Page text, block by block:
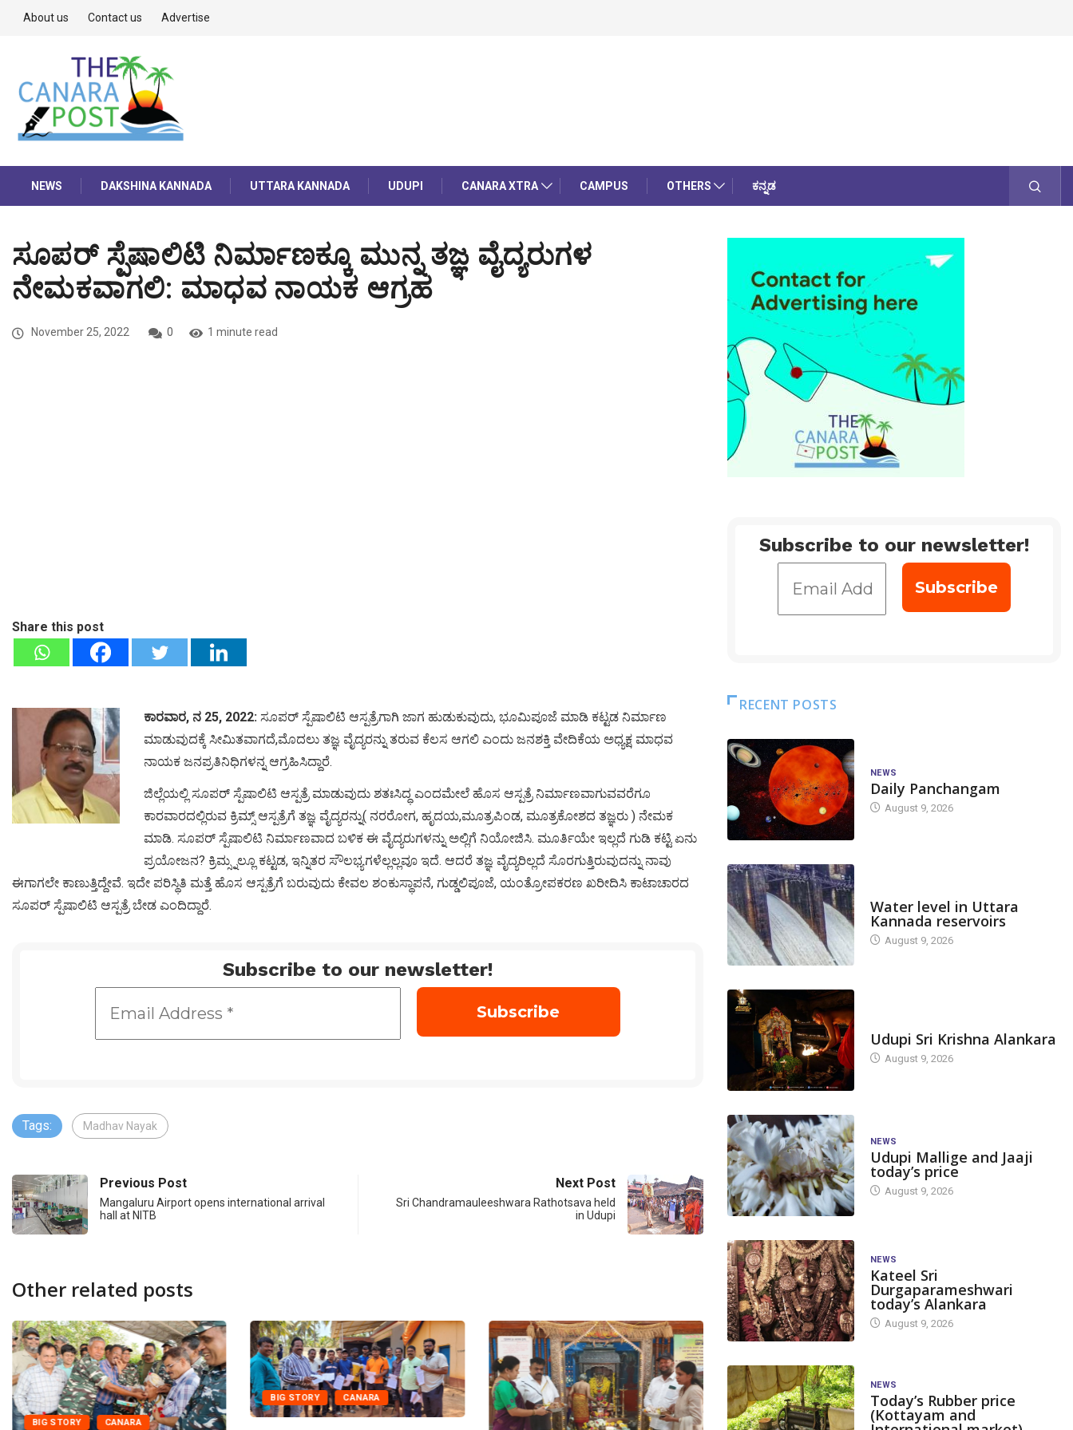
About us Contact us Advertise
NEWS DAKSHINA KANNADA UTTARA KANNADA UDUPI CANARA XTRA CAMPUS OTHERS ಕನ್ನಡ
ಸೂಪರ್ ಸ್ಪೆಷಾಲಿಟಿ ನಿರ್ಮಾಣಕ್ಕೂ ಮುನ್ನ ತಜ್ಞ ವೈದ್ಯರುಗಳ
ನೇಮಕವಾಗಲಿ: ಮಾಧವ ನಾಯಕ ಆಗ್ರಹ
November 25, 2022 0 1 minute read
Share this post
ಕಾರವಾರ, ನ 25, 2022: ಸೂಪರ್ ಸ್ಪೆಷಾಲಿಟಿ ಆಸ್ಪತ್ರೆಗಾಗಿ ಜಾಗ ಹುಡುಕುವುದು, ಭೂಮಿಪೂಜೆ ಮಾಡಿ ಕಟ್ಟಡ ನಿರ್ಮಾಣ
ಮಾಡುವುದಕ್ಕೆ ಸೀಮಿತವಾಗದೆ,ಮೊದಲು ತಜ್ಞ ವೈದ್ಯರನ್ನು ತರುವ ಕೆಲಸ ಆಗಲಿ ಎಂದು ಜನಶಕ್ತಿ ವೇದಿಕೆಯ ಅಧ್ಯಕ್ಷ ಮಾಧವ
ನಾಯಕ ಜನಪ್ರತಿನಿಧಿಗಳನ್ನ ಆಗ್ರಹಿಸಿದ್ದಾರೆ.
ಜಿಲ್ಲೆಯಲ್ಲಿ ಸೂಪರ್ ಸ್ಪೆಷಾಲಿಟಿ ಆಸ್ಪತ್ರೆ ಮಾಡುವುದು ಶತಃಸಿದ್ಧ ಎಂದಮೇಲೆ ಹೊಸ ಆಸ್ಪತ್ರೆ ನಿರ್ಮಾಣವಾಗುವವರೆಗೂ
ಕಾರವಾರದಲ್ಲಿರುವ ಕ್ರಿಮ್ಸ್ ಆಸ್ಪತ್ರೆಗೆ ತಜ್ಞ ವೈದ್ಯರನ್ನು( ನರರೋಗ, ಹೃದಯ,ಮೂತ್ರಪಿಂಡ, ಮೂತ್ರಕೋಶದ ತಜ್ಞರು ) ನೇಮಕ
ಮಾಡಿ. ಸೂಪರ್ ಸ್ಪೆಷಾಲಿಟಿ ನಿರ್ಮಾಣವಾದ ಬಳಿಕ ಈ ವೈದ್ಯರುಗಳನ್ನು ಅಲ್ಲಿಗೆ ನಿಯೋಜಿಸಿ. ಮೂರ್ತಿಯೇ ಇಲ್ಲದೆ ಗುಡಿ ಕಟ್ಟಿ ಏನು
ಪ್ರಯೋಜನ? ಕ್ರಿಮ್ಸ್ನಲ್ಲೂ ಕಟ್ಟಡ, ಇನ್ನಿತರ ಸೌಲಭ್ಯಗಳೆಲ್ಲಲ್ಲವೂ ಇದೆ. ಆದರೆ ತಜ್ಞ ವೈದ್ಯರಿಲ್ಲದೆ ಸೊರಗುತ್ತಿರುವುದನ್ನು ನಾವು
ಈಗಾಗಲೇ ಕಾಣುತ್ತಿದ್ದೇವೆ. ಇದೇ ಪರಿಸ್ಥಿತಿ ಮತ್ತೆ ಹೊಸ ಆಸ್ಪತ್ರೆಗೆ ಬರುವುದು ಕೇವಲ ಶಂಕುಸ್ಥಾಪನೆ, ಗುಡ್ಡಲಿಪೂಜೆ, ಯಂತ್ರೋಪಕರಣ ಖರೀದಿಸಿ ಕಾಟಾಚಾರದ
ಸೂಪರ್ ಸ್ಪೆಷಾಲಿಟಿ ಆಸ್ಪತ್ರೆ ಬೇಡ ಎಂದಿದ್ದಾರೆ.
Subscribe to our newsletter!
Tags: Madhav Nayak
Previous Post
Mangaluru Airport opens international arrival
hall at NITB
Next Post
Sri Chandramauleeshwara Rathotsava held
in Udupi
Other related posts
BIG STORY CANARA
BIG STORY CANARA
BIG STORY CANARA
BIG STORY
Subscribe to our newsletter!
RECENT POSTS
NEWS
Daily Panchangam
August 9, 2026
Water level in Uttara
Kannada reservoirs
August 9, 2026
Udupi Sri Krishna Alankara
August 9, 2026
NEWS
Udupi Mallige and Jaaji
today’s price
August 9, 2026
NEWS
Kateel Sri
Durgaparameshwari
today’s Alankara
August 9, 2026
NEWS
Today’s Rubber price
(Kottayam and